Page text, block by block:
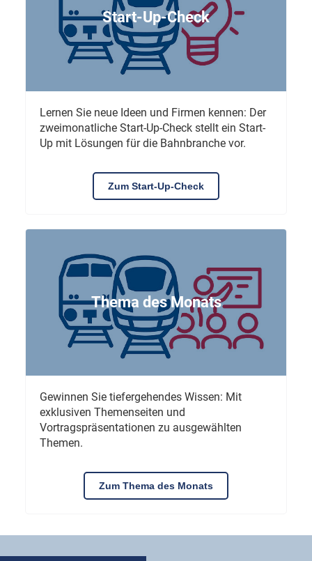
Start-Up-Check
Lernen Sie neue Ideen und Firmen kennen: Der
zweimonatliche Start-Up-Check stellt ein Start-
Up mit Lösungen für die Bahnbranche vor.
Zum Start-Up-Check
Thema des Monats
Gewinnen Sie tiefergehendes Wissen: Mit
exklusiven Themenseiten und
Vortragspräsentationen zu ausgewählten
Themen.
Zum Thema des Monats